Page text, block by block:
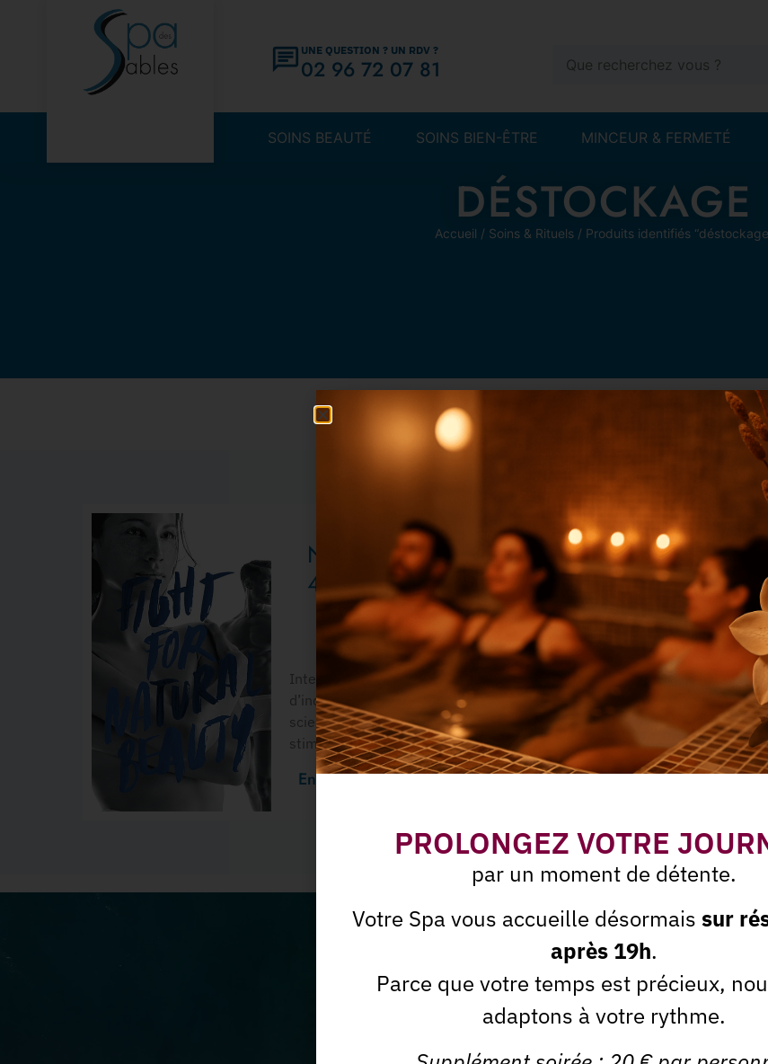
UNE QUESTION ? UN RDV ?
02 96 72 07 81
SOINS BEAUTÉ SOINS BIEN-ÊTRE MINCEUR & FERMETÉ
DÉSTOCKAGE
Accueil / Soins & Rituels/ Produits identifiés
Nouveau LPG Alliance – 10, 20, 30 ou
40 mn
ÊTRE BIEN DANS SON CORPS,C’EST ÊTRE BIEN DANS SA PEAU !
Intelligemment stimulées, votre peau et votre silhouette sont capables
d’incroyables transformations. Riche de 30 ans d’expertise et de
scientifique, LPG® crée endermologie®
: la seule technique non-invasive
stimulation
En savoir plus
PROLONGEZ VOTRE
par un moment de détente.
Votre Spa vous accueille désormais sur
après 19h.
Parce que votre temps est précieux,
adaptons à votre rythme.